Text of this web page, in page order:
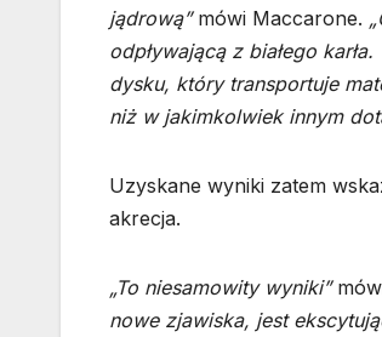
jądrową”mówi Maccarone.
odpływającą z białego
dysku, który transportuje
niż w jakimkolwiek innym
Uzyskane wyniki zatem
akrecja.
„To niesamowity wyniki”
nowe zjawiska, jest